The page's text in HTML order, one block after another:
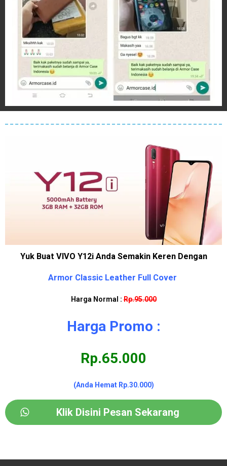
Yuk Buat VIVO Y12i Anda Semakin Keren Dengan
Armor Classic Leather Full Cover
Harga Normal :Rp.95.000
Harga Promo :
Rp.65.000
(Anda Hemat Rp.30.000)
Klik Disini Pesan Sekarang